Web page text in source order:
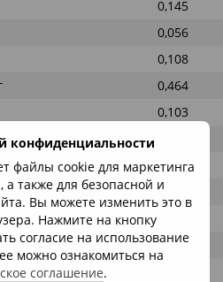
конфиденциальности
файлы cookie для маркетинга
а также для безопасной и
Вы можете изменить это в
Нажмите на кнопку
согласие на использование
можно ознакомиться на
соглашение.
0,145
0,056
0,108
0,464
0,103
0,086
0,056
0,125